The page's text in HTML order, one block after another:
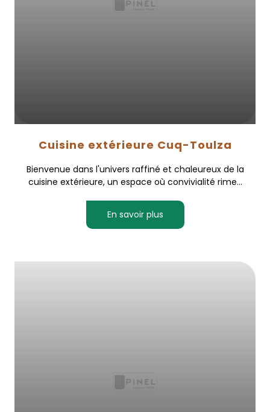
Cuisine extérieure Cuq-Toulza
Bienvenue dans l'univers raffiné et chaleureux de la
cuisine extérieure, un espace où convivialité rime...
En savoir plus